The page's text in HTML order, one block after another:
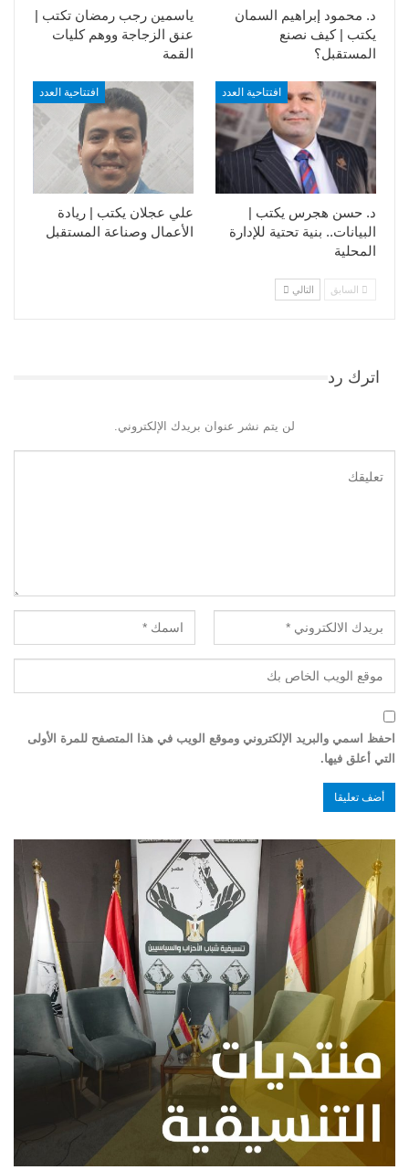
ياسمين رجب رمضان تكتب |
عنق الزجاجة ووهم كليات
القمة
د. محمود إبراهيم السمان
يكتب | كيف نصنع
المستقبل؟
افتتاحية العدد
علي عجلان يكتب | ريادة
الأعمال وصناعة المستقبل
افتتاحية العدد
د. حسن هجرس يكتب |
البيانات.. بنية تحتية للإدارة
المحلية
السابق التالي
اترك رد
لن يتم نشر عنوان بريدك الإلكتروني.
احفظ اسمي والبريد الإلكتروني وموقع الويب في هذا المتصفح للمرة الأولى
التي أعلق فيها.